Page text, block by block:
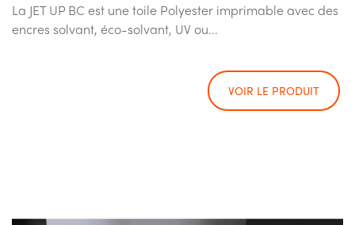
La JET UP BC est une toile Polyester imprimable avec des
encres solvant, éco-solvant, UV ou...
VOIR LE PRODUIT